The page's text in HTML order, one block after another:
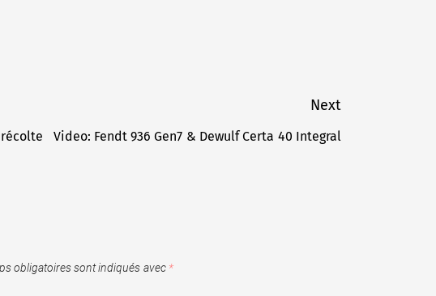
Next
Next
Video: Fendt 936 Gen7 & Dewulf Certa 40 Integral
obligatoires sont indiqués avec *